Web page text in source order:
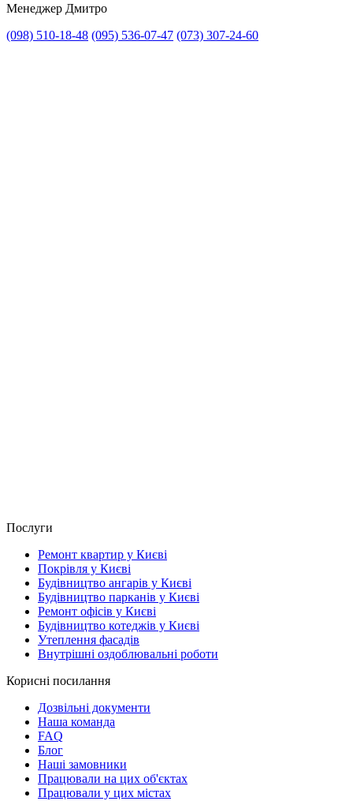
Менеджер Дмитро
(098) 510-18-48 (095) 536-07-47 (073) 307-24-60
Послуги
Ремонт квартир у Києві
Покрівля у Києві
Будівництво ангарів у Києві
Будівництво парканів у Києві
Ремонт офісів у Києві
Будівництво котеджів у Києві
Утеплення фасадів
Внутрішні оздоблювальні роботи
Корисні посилання
Дозвільні документи
Наша команда
FAQ
Блог
Наші замовники
Працювали на цих об'єктах
Працювали у цих містах